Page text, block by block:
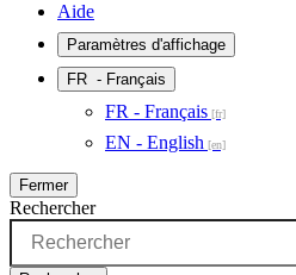
Aide
Paramètres d'affichage
FR - Français
FR - Français
EN - English
Fermer
Rechercher